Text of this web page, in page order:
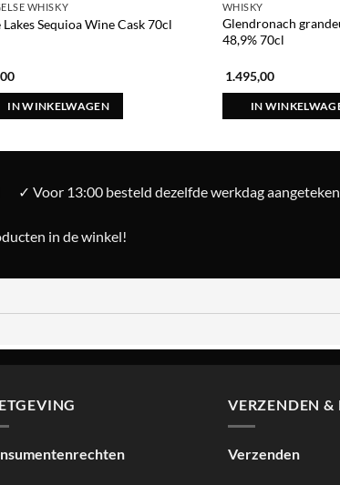
WHISKY
Lakes Sequioa Wine Cask 70cl
IN WINKELWAGEN
WHISKY
Glendronach
48,9% 70cl
1.495,00
IN
✓ Voor 13:00 besteld dezelfde werkdag
in de winkel!
VERZENDEN &
Verzenden